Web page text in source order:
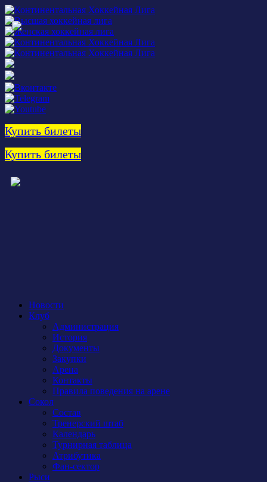
Купить билеты
Купить билеты
Новости
Клуб
Администрация
История
Документы
Закупки
Арена
Контакты
Правила поведения на арене
Сокол
Состав
Тренерский штаб
Календарь
Турнирная таблица
Атрибутика
Фан-сектор
Рыси